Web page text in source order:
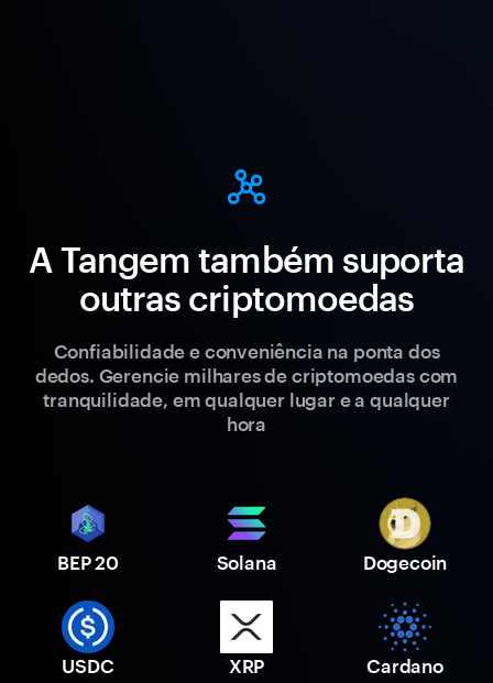
A Tangem também suporta
outras criptomoedas
Confiabilidade e conveniência na ponta dos
dedos. Gerencie milhares de criptomoedas com
tranquilidade, em qualquer lugar e a qualquer
hora
BEP 20 Solana Dogecoin
USDC XRP Cardano